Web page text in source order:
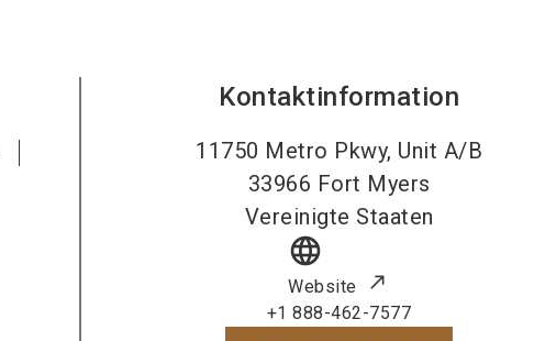
Kontaktinformation
11750 Metro Pkwy, Unit A/B
33966 Fort Myers
Vereinigte Staaten
language
Website
+1 888-462-7577